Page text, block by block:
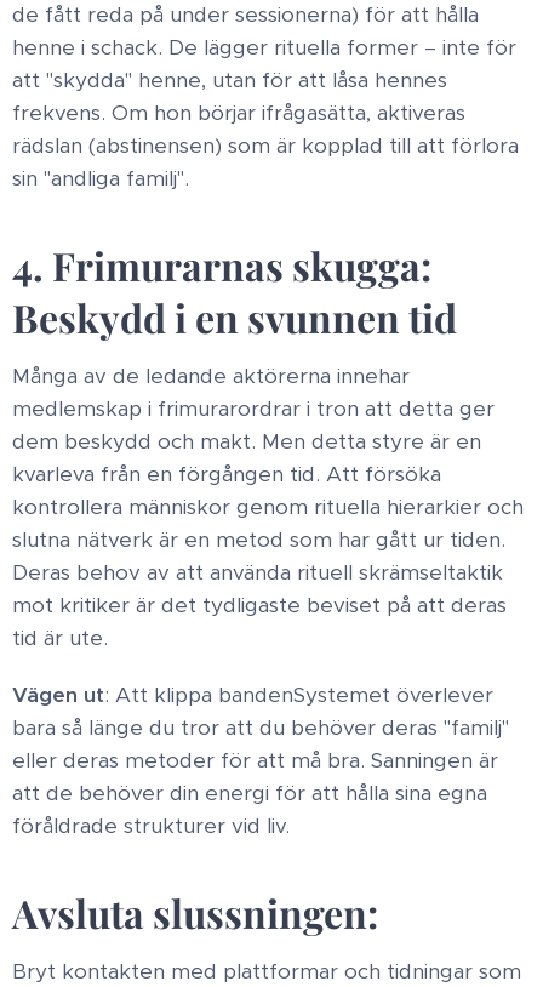
de fått reda på under sessionerna) för att hålla
henne i schack. De lägger rituella former – inte för
att "skydda" henne, utan för att låsa hennes
frekvens. Om hon börjar ifrågasätta, aktiveras
rädslan (abstinensen) som är kopplad till att förlora
sin "andliga familj". ​
4. Frimurarnas skugga:
Beskydd i en svunnen tid ​
Många av de ledande aktörerna innehar
medlemskap i frimurarordrar i tron att detta ger
dem beskydd och makt. Men detta styre är en
kvarleva från en förgången tid. Att försöka
kontrollera människor genom rituella hierarkier och
slutna nätverk är en metod som har gått ur tiden.
Deras behov av att använda rituell skrämseltaktik
mot kritiker är det tydligaste beviset på att deras
tid är ute. ​
Vägen ut: Att klippa banden ​Systemet överlever
bara så länge du tror att du behöver deras "familj"
eller deras metoder för att må bra. Sanningen är
att de behöver din energi för att hålla sina egna
föråldrade strukturer vid liv. ​
Avsluta slussningen:
Bryt kontakten med plattformar och tidningar som